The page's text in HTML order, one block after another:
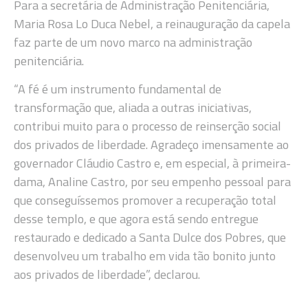
Para a secretária de Administração Penitenciária,
Maria Rosa Lo Duca Nebel, a reinauguração da capela
faz parte de um novo marco na administração
penitenciária.
“A fé é um instrumento fundamental de
transformação que, aliada a outras iniciativas,
contribui muito para o processo de reinserção social
dos privados de liberdade. Agradeço imensamente ao
governador Cláudio Castro e, em especial, à primeira-
dama, Analine Castro, por seu empenho pessoal para
que conseguíssemos promover a recuperação total
desse templo, e que agora está sendo entregue
restaurado e dedicado a Santa Dulce dos Pobres, que
desenvolveu um trabalho em vida tão bonito junto
aos privados de liberdade”, declarou.